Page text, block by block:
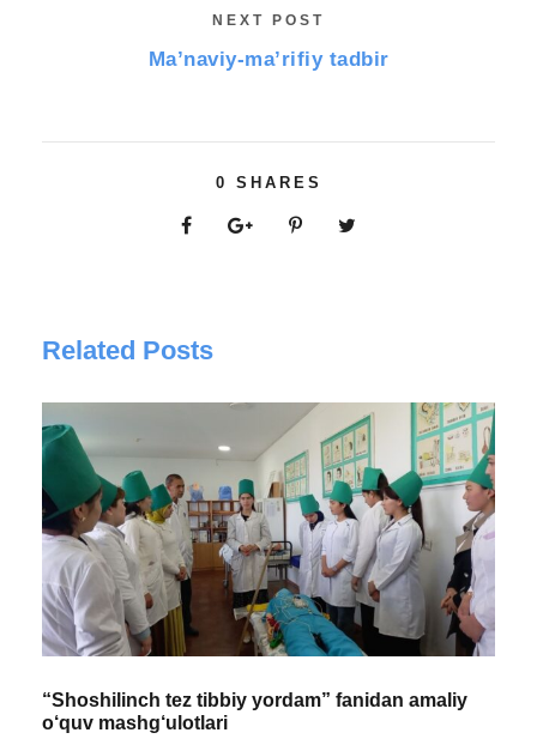
NEXT POST
Ma’naviy-ma’rifiy tadbir
0 SHARES
Related Posts
“Shoshilinch tez tibbiy yordam” fanidan amaliy
o‘quv mashg‘ulotlari